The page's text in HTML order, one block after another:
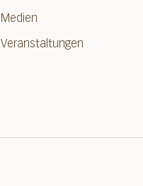
Medien
Veranstaltungen